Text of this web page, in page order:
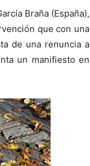
Braña (España),
que con una
de una renuncia a
un manifiesto en